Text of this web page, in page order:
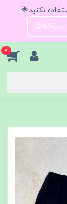
نکنید🌟
نرفته😍
0